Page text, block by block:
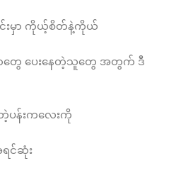
းမှာ ကိုယ့်စိတ်နဲ့ကိုယ်
ပေးနေတဲ့သူတွေ အတွက် ဒီ
ပန်းကလေးကို
င်ဆုံး